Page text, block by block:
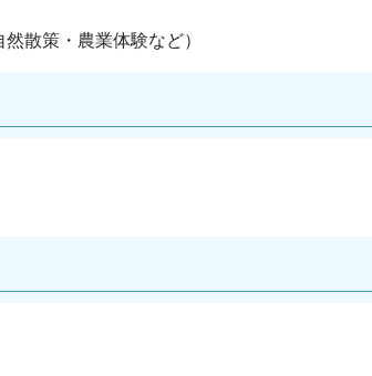
散策・農業体験など）